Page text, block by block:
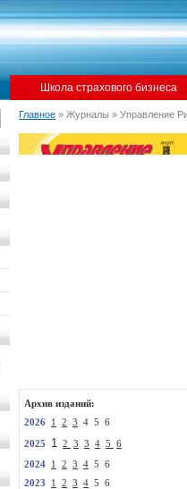
Школа страхового бизнеса
Главное » Журналы » Управление
Архив изданий:
2026
1 2 3 4 5 6
2025 1 2 3 3 4 5 6
2024 1 2 3 4 5 6
2023
1 2 3 4 5 6